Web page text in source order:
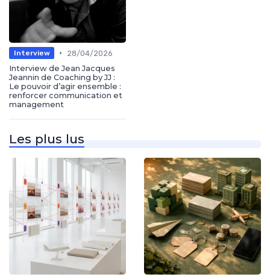
Interview •
28/04/2026
Interview de Jean Jacques
Jeannin de Coaching by JJ :
Le pouvoir d’agir ensemble :
renforcer communication et
management
Les plus lus